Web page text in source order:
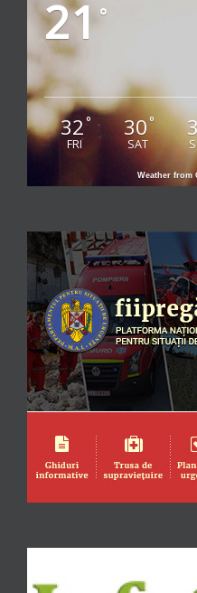
21°
32°
FRI
30°
SAT
Weather from